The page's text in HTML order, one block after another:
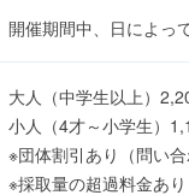
開催期間中、日によっ
大人（中学生以上）
小人（4才～小学生）
※団体割引あり（問い合
※採取量の超過料金あ